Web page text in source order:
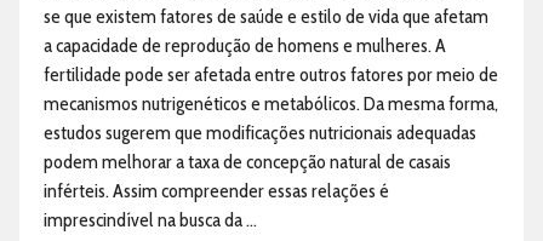
se que existem fatores de saúde e estilo de vida que afetam
a capacidade de reprodução de homens e mulheres. A
fertilidade pode ser afetada entre outros fatores por meio de
mecanismos nutrigenéticos e metabólicos. Da mesma forma,
estudos sugerem que modificações nutricionais adequadas
podem melhorar a taxa de concepção natural de casais
inférteis. Assim compreender essas relações é
imprescindível na busca da ...